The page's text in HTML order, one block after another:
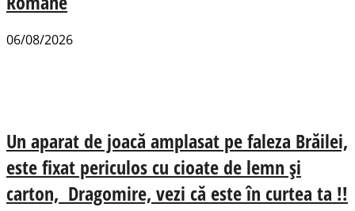
06/08/2026
Un aparat de joacă amplasat pe faleza Brăilei,
este fixat periculos cu cioate de lemn și
carton, Dragomire, vezi că este în curtea ta !!